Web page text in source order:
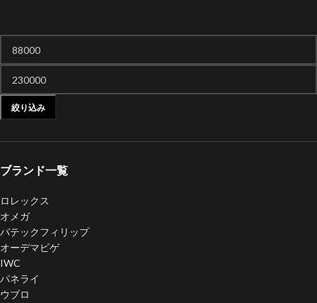
絞り込み
ブランド一覧
ロレックス
オメガ
パテックフィリップ
オーデマピゲ
IWC
パネライ
ウブロ